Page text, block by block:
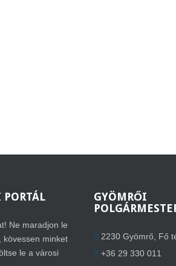
Ne maradjon le
kövessen minket
le a városi
GYÖMRŐI
2230 Gyömrő, Fő
+36 29 330 011